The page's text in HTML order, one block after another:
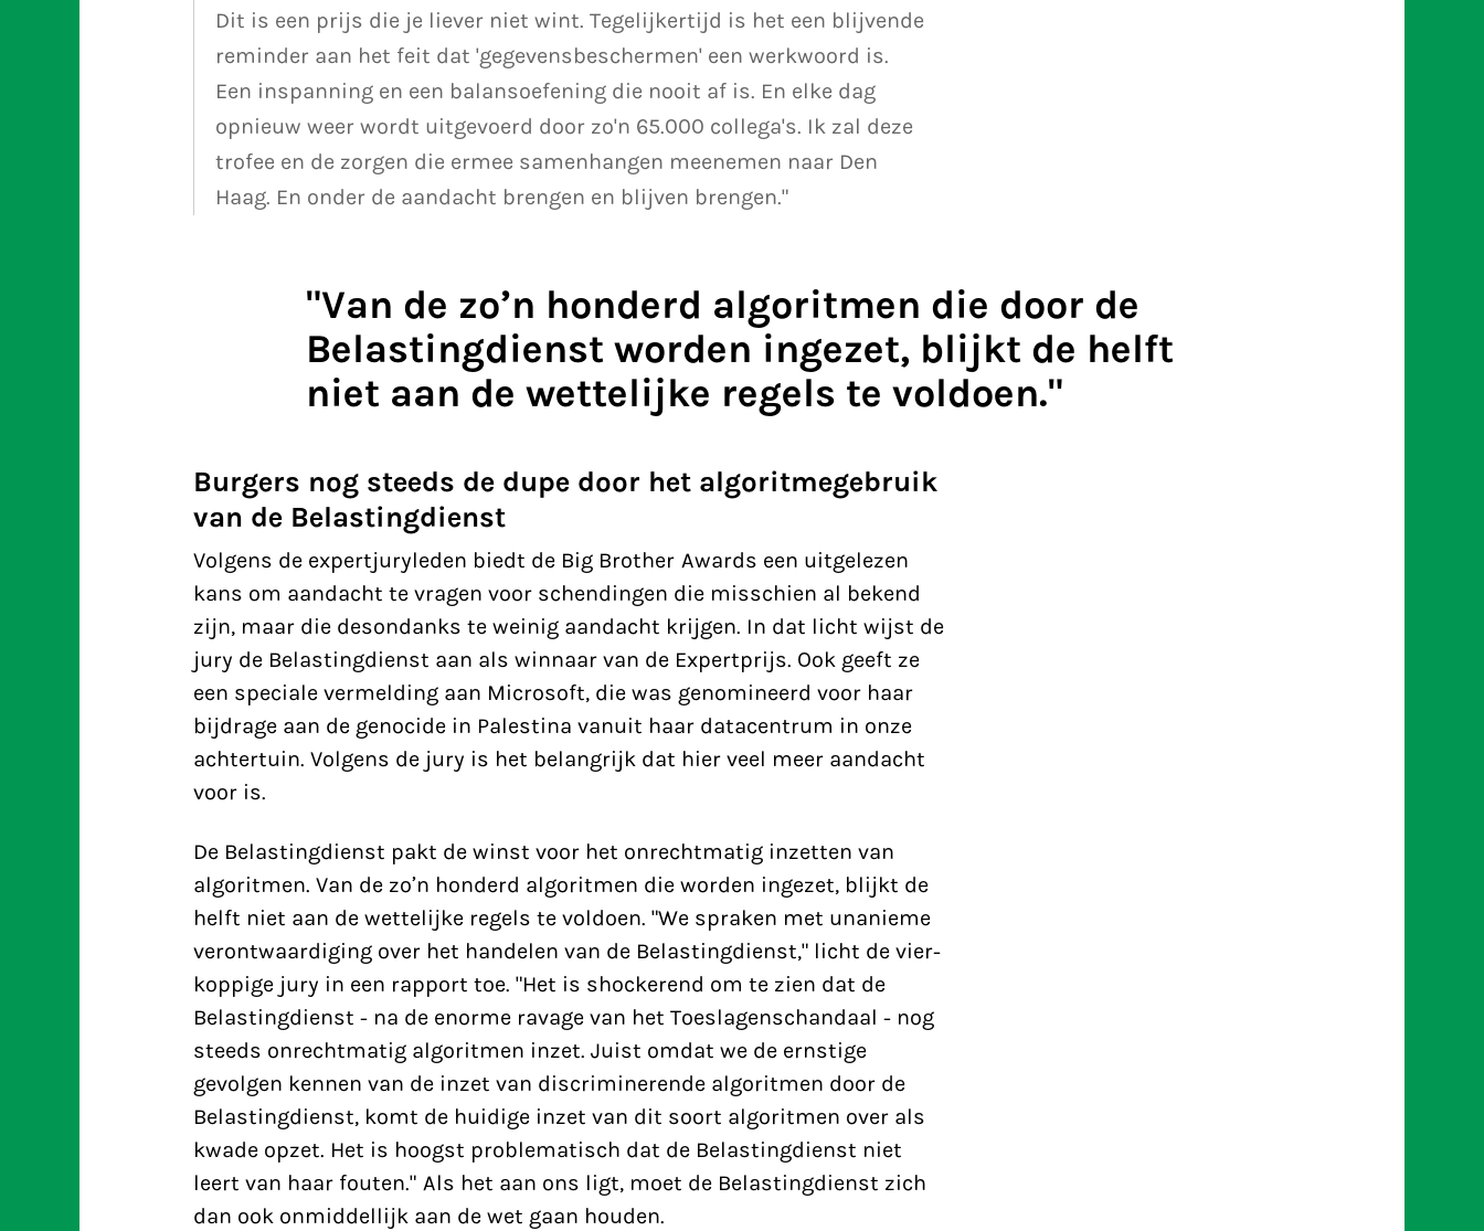
Dit is een prijs die je liever niet wint. Tegelijkertijd is het een blijvende
reminder aan het feit dat 'gegevensbeschermen' een werkwoord is.
Een inspanning en een balansoefening die nooit af is. En elke dag
opnieuw weer wordt uitgevoerd door zo'n 65.000 collega's. Ik zal deze
trofee en de zorgen die ermee samenhangen meenemen naar Den
Haag. En onder de aandacht brengen en blijven brengen."
"Van de zo’n honderd algoritmen die door de
Belastingdienst worden ingezet, blijkt de helft
niet aan de wettelijke regels te voldoen."
Burgers nog steeds de dupe door het algoritmegebruik
van de Belastingdienst
Volgens de expertjuryleden biedt de Big Brother Awards een uitgelezen
kans om aandacht te vragen voor schendingen die misschien al bekend
zijn, maar die desondanks te weinig aandacht krijgen. In dat licht wijst de
jury de Belastingdienst aan als winnaar van de Expertprijs. Ook geeft ze
een speciale vermelding aan Microsoft, die was genomineerd voor haar
bijdrage aan de genocide in Palestina vanuit haar datacentrum in onze
achtertuin. Volgens de jury is het belangrijk dat hier veel meer aandacht
voor is.
De Belastingdienst pakt de winst voor het onrechtmatig inzetten van
algoritmen. Van de zo’n honderd algoritmen die worden ingezet, blijkt de
helft niet aan de wettelijke regels te voldoen. "We spraken met unanieme
verontwaardiging over het handelen van de Belastingdienst," licht de vier-
koppige jury in een rapport toe. "Het is shockerend om te zien dat de
Belastingdienst - na de enorme ravage van het Toeslagenschandaal - nog
steeds onrechtmatig algoritmen inzet. Juist omdat we de ernstige
gevolgen kennen van de inzet van discriminerende algoritmen door de
Belastingdienst, komt de huidige inzet van dit soort algoritmen over als
kwade opzet. Het is hoogst problematisch dat de Belastingdienst niet
leert van haar fouten." Als het aan ons ligt, moet de Belastingdienst zich
dan ook onmiddellijk aan de wet gaan houden.